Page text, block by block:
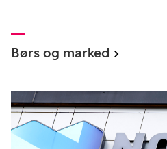
Børs og marked